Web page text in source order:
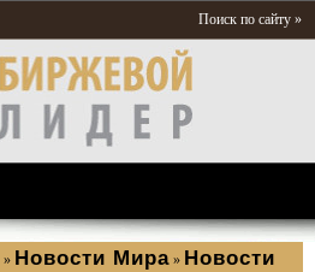
Поиск по сайту »
» Новости Мира » Новости